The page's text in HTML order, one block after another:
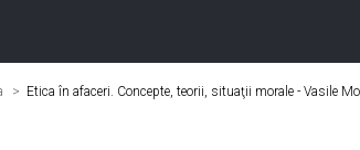
> Etica în afaceri. Concepte, teorii, situaţii morale - Vasile